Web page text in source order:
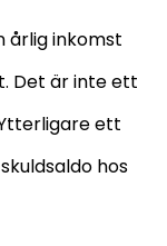
årlig inkomst
Det är inte ett
ett
hos